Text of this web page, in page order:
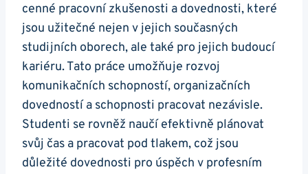
cenné pracovní zkušenosti a dovednosti, které
jsou užitečné nejen v jejich současných
studijních oborech, ale také pro jejich budoucí
kariéru. Tato práce umožňuje rozvoj
komunikačních schopností, organizačních
dovedností a schopnosti pracovat nezávisle.
Studenti se rovněž naučí efektivně plánovat
svůj čas a pracovat pod tlakem, což jsou
důležité dovednosti pro úspěch v profesním